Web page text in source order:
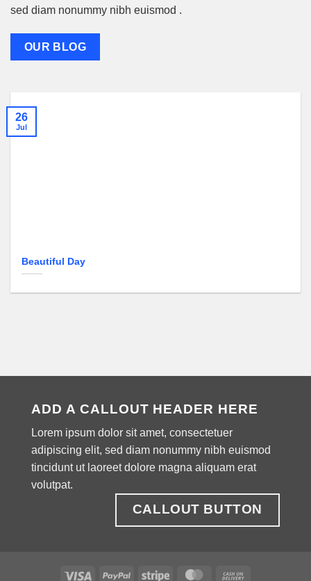
sed diam nonummy nibh euismod .
OUR BLOG
Beautiful Day
26
Jul
ADD A CALLOUT HEADER HERE
Lorem ipsum dolor sit amet, consectetuer
adipiscing elit, sed diam nonummy nibh euismod
tincidunt ut laoreet dolore magna aliquam erat
volutpat.
CALLOUT BUTTON